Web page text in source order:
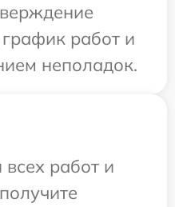
работ и
неполадок.
работ и